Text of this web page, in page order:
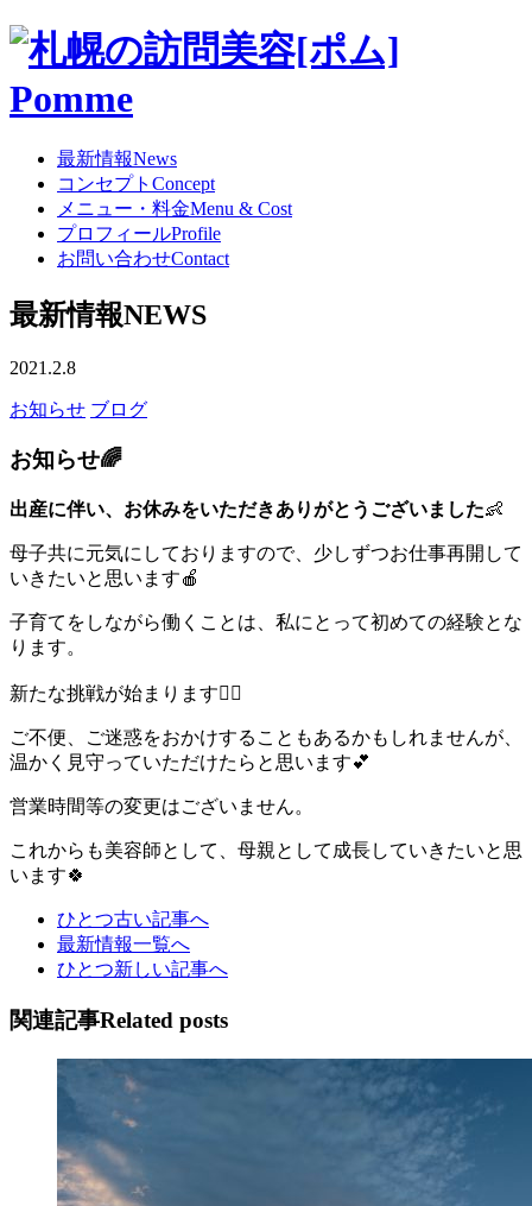
最新情報News
コンセプト Concept
メニュー・料金Menu & Cost
プロフィールProfile
お問い合わせContact
最新情報NEWS
2021.2.8
お知らせ ブログ
お知らせ🌈
出産に伴い、お休みをいただきありがとうございました👶
母子共に元気にしておりますので、少しずつお仕事再開して
いきたいと思います🍎
子育てをしながら働くことは、私にとって初めての経験とな
ります。
新たな挑戦が始まります🙆‍♀️
ご不便、ご迷惑をおかけすることもあるかもしれませんが、
温かく見守っていただけたらと思います💕
営業時間等の変更はございません。
これからも美容師として、母親として成長していきたいと思
います🍀
ひとつ古い記事へ
最新情報一覧へ
ひとつ新しい記事へ
関連記事Related posts